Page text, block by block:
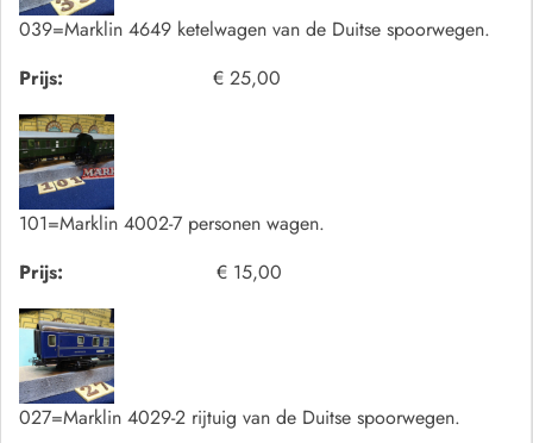
039=Marklin 4649 ketelwagen van de Duitse spoorwegen.
Prijs:
€ 25,00
101=Marklin 4002-7 personen wagen.
Prijs:
€ 15,00
027=Marklin 4029-2 rijtuig van de Duitse spoorwegen.